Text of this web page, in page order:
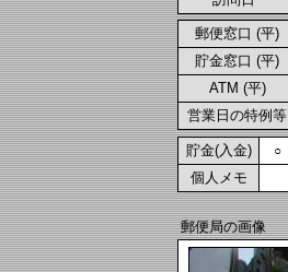
郵便窓口 (平)
貯金窓口 (平)
ATM (平)
営業日の特例等
貯金(入金) ○
個人メモ
郵便局の画像